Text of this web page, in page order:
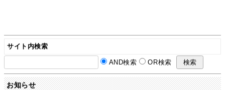
サイト内検索
AND検索 OR検索
お知らせ